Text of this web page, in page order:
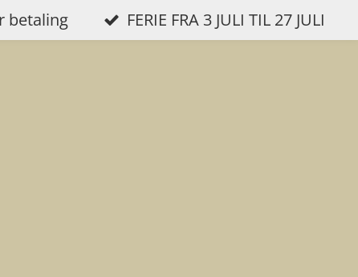
betaling FERIE FRA 3 JULI TIL 27 JULI